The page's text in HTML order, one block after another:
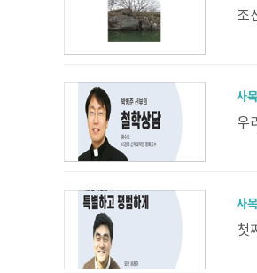
조
사
우
사
첫